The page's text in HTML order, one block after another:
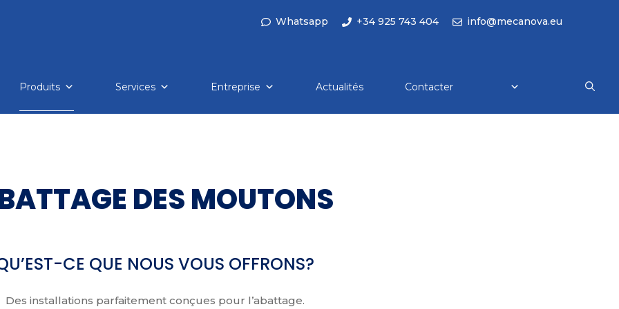
Whatsapp +34 925 743 404 info@mecanova.eu
Produits Services Entreprise Actualités Contacter
DES MOUTONS
CE QUE NOUS VOUS OFFRONS?
Des installations parfaitement conçues pour l’abattage.